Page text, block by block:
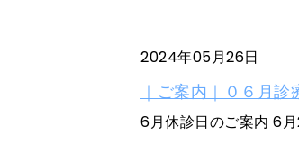
2024年05月26日
｜ご案内｜０６月診
6月休診日のご案内 6